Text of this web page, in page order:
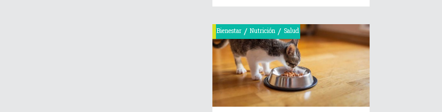
Bienestar / Nutrición / Salud